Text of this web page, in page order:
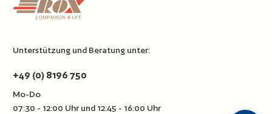
Unterstützung und Beratung unter:
+49 (0) 8196 750
Mo-Do
07:30 - 12:00 Uhr und 12:45 - 16:00 Uhr